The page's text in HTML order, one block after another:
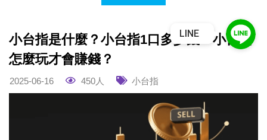
小台指是什麼？小台指1口多少錢？小台指
怎麼玩才會賺錢？
2025-06-16 450人 小台指
LINE